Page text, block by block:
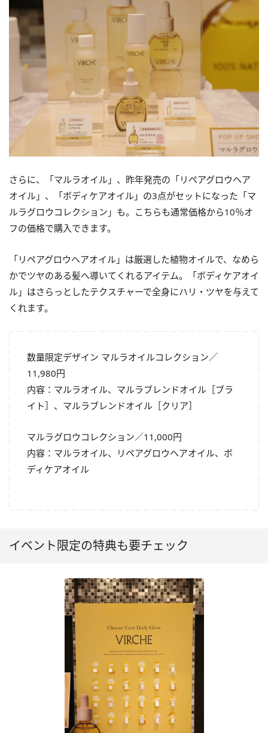
さらに、「マルラオイル」、昨年発売の「リペアグロウヘア
オイル」、「ボディケアオイル」の3点がセットになった「マ
ルラグロウコレクション」も。こちらも通常価格から10％オ
フの価格で購入できます。
「リペアグロウヘアオイル」は厳選した植物オイルで、なめら
かでツヤのある髪へ導いてくれるアイテム。「ボディケアオイ
ル」はさらっとしたテクスチャーで全身にハリ・ツヤを与えて
くれます。
数量限定デザイン マルラオイルコレクション／
11,980円
内容：マルラオイル、マルラブレンドオイル［ブラ
イト］、マルラブレンドオイル［クリア］
マルラグロウコレクション／11,000円
内容：マルラオイル、リペアグロウヘアオイル、ボ
ディケアオイル
イベント限定の特典も要チェック